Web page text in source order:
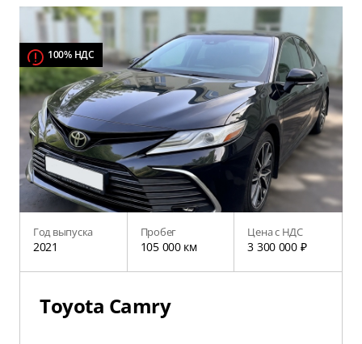
100% НДС
Год выпуска
2021
Пробег
105 000 км
Цена с НДС
3 300 000 ₽
Toyota Camry